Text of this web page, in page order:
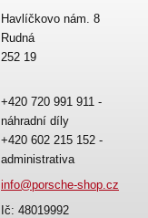
Havlíčkovo nám. 8
Rudná
252 19
+420 720 991 911 -
náhradní díly
+420 602 215 152 -
administrativa
info@porsche-shop.cz
Ič: 48019992